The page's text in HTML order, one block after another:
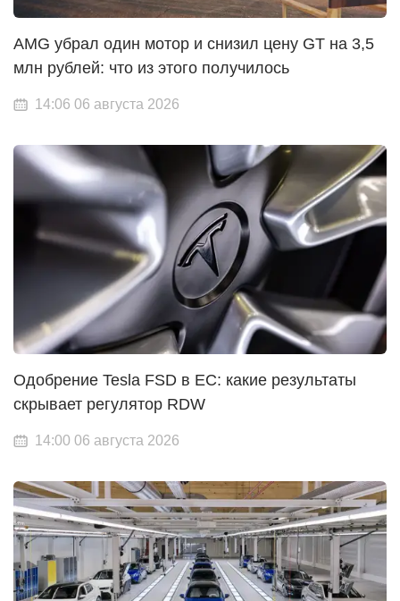
AMG убрал один мотор и снизил цену GT на 3,5
млн рублей: что из этого получилось
14:06 06 августа 2026
Одобрение Tesla FSD в ЕС: какие результаты
скрывает регулятор RDW
14:00 06 августа 2026